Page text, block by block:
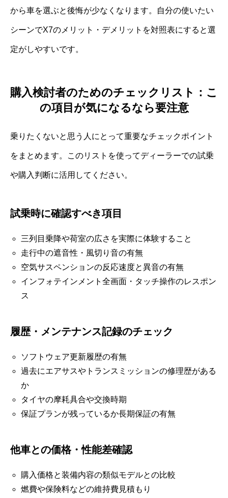
から車を選ぶと後悔が少なくなります。自分の使いたい
シーンでX7のメリット・デメリットを対照表にすると選
定がしやすいです。
購入検討者のためのチェックリスト：こ
の項目が気になるなら要注意
乗りたくないと思う人にとって重要なチェックポイント
をまとめます。このリストを使ってディーラーでの試乗
や購入判断に活用してください。
試乗時に確認すべき項目
三列目乗降や荷室の広さを実際に体験すること
走行中の遮音性・風切り音の有無
空気サスペンションの反応速度と異音の有無
インフォテインメント全画面・タッチ操作のレスポン
ス
履歴・メンテナンス記録のチェック
ソフトウェア更新履歴の有無
過去にエアサスやトランスミッションの修理歴がある
か
タイヤの摩耗具合や交換時期
保証プランが残っているか長期保証の有無
他車との価格・性能差確認
購入価格と装備内容の類似モデルとの比較
燃費や保険料などの維持費見積もり